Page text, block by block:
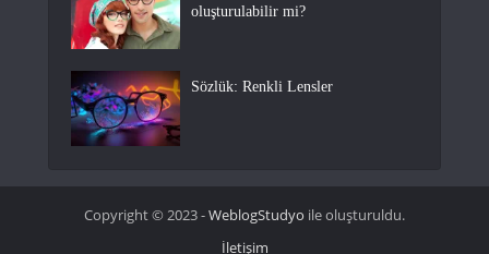
oluşturulabilir mi?
Sözlük: Renkli Lensler
Copyright © 2023 -WeblogStudyo ile oluşturuldu.
İletişim